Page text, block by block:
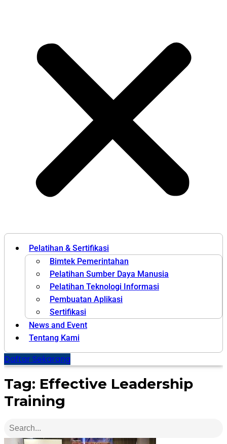
Pelatihan & Sertifikasi
Bimtek Pemerintahan
Pelatihan Sumber Daya Manusia
Pelatihan Teknologi Informasi
Pembuatan Aplikasi
Sertifikasi
News and Event
Tentang Kami
Daftar Sekarang
Tag: Effective Leadership
Training